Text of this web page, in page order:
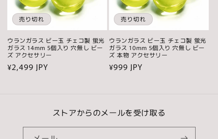
売り切れ
ウランガラス ビー玉 チェコ製 蛍光
ガラス 14mm 5個入り 穴無し ビー
ズ アクセサリー
通
¥2,499 JPY
売り切れ
ウランガラス ビー玉 チェコ製 蛍光
ガラス 10mm 5個入り 穴無し ビー
ズ 本物 アクセサリー
通
¥999 JPY
ストアからのメールを受け取る